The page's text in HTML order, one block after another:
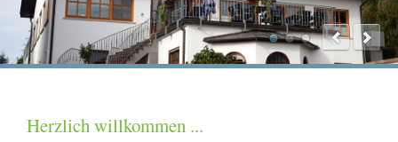
Herzlich willkommen ...